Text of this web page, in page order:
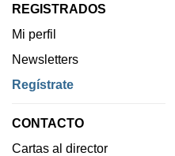
REGISTRADOS
Mi perfil
Newsletters
Regístrate
CONTACTO
Cartas al director